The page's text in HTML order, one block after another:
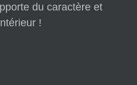
du caractère et
!